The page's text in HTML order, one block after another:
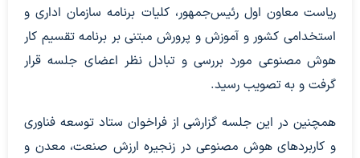
ریاست معاون اول رئیس‌جمهور، کلیات برنامه سازمان اداری و
استخدامی کشور و آموزش و پرورش مبتنی بر برنامه تقسیم کار
هوش مصنوعی مورد بررسی و تبادل نظر اعضای جلسه قرار
گرفت و به تصویب رسید.
همچنین در این جلسه گزارشی از فراخوان ستاد توسعه فناوری
و کاربردهای هوش مصنوعی در زنجیره ارزش صنعت، معدن و